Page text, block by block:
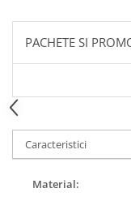
PACHETE SI
Caracteristici
Material: